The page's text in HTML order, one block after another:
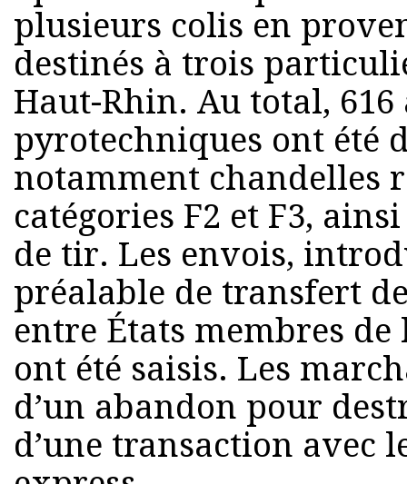
plusieurs colis en
destinés à trois
Haut-Rhin. Au total,
pyrotechniques ont été
notamment chandelles
catégories F2 et F3,
de tir. Les envois,
préalable de transfert
entre États membres de
ont été saisis. Les
d’un abandon pour
d’une transaction avec